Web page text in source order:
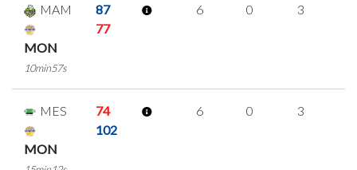
MAM 87
MON
77
10min57s
6 0 3
MES 74
MON
102
6 0 3